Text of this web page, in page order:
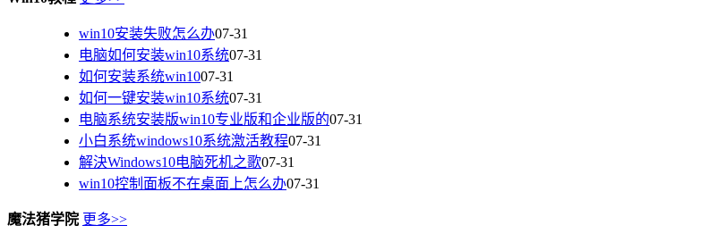
win10安装失败怎么办07-31
电脑如何安装win10系统07-31
如何安装系统win1007-31
如何一键安装win10系统07-31
电脑系统安装版win10专业版和企业版的07-31
小白系统windows10系统激活教程07-31
解決Windows10电脑死机之歌07-31
win10控制面板不在桌面上怎么办07-31
魔法猪学院 更多>>